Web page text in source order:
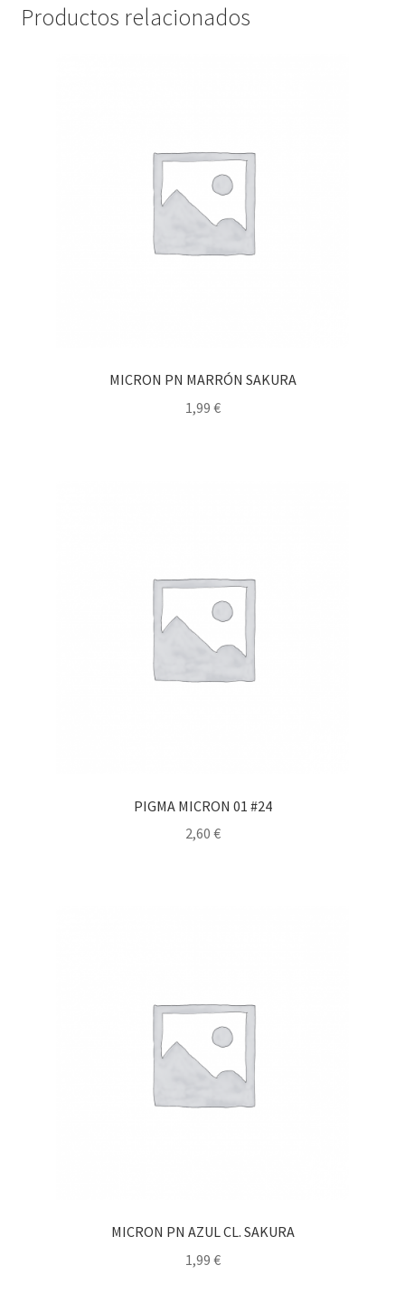
Productos relacionados
MICRON PN MARRÓN SAKURA
1,99 €
PIGMA MICRON 01 #24
2,60 €
MICRON PN AZUL CL. SAKURA
1,99 €